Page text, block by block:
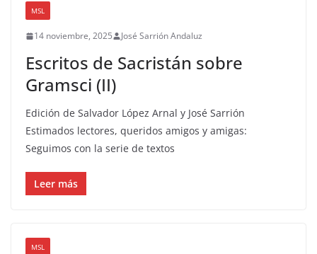
MSL
14 noviembre, 2025 José Sarrión Andaluz
Escritos de Sacristán sobre
Gramsci (II)
Edición de Salvador López Arnal y José Sarrión
Estimados lectores, queridos amigos y amigas:
Seguimos con la serie de textos
Leer más
MSL